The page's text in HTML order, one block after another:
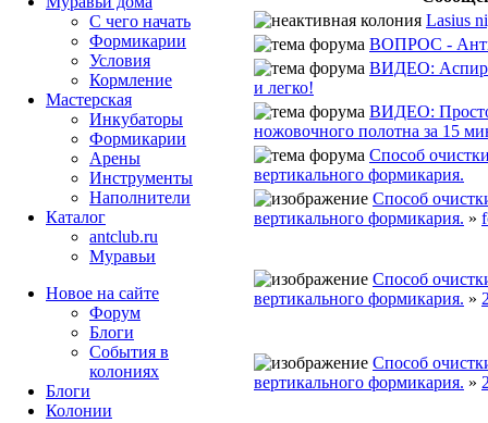
Lasius
ВОПРОС -
ВИДЕО:
и легко!
ВИДЕО:
ножовочного полотна за 15
Способ
вертикального формикария.
Способ
вертикального формикария. »
Способ
вертикального формикария. »
Способ
вертикального формикария. »
С чего начать
Формикарии
Условия
Кормление
Мастерская
Инкубаторы
Формикарии
Арены
Инструменты
Наполнители
Каталог
antclub.ru
Муравьи
Новое на сайте
Форум
Блоги
События в
колониях
Блоги
Колонии